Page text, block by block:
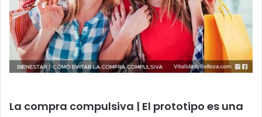
La compra compulsiva | El prototipo es una